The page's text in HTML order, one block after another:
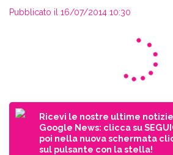
Pubblicato il 16/07/2014 10:30
Ricevi le nostre ultime
Google News: clicca su
poi nella nuova schermata
sul pulsante con la stella!